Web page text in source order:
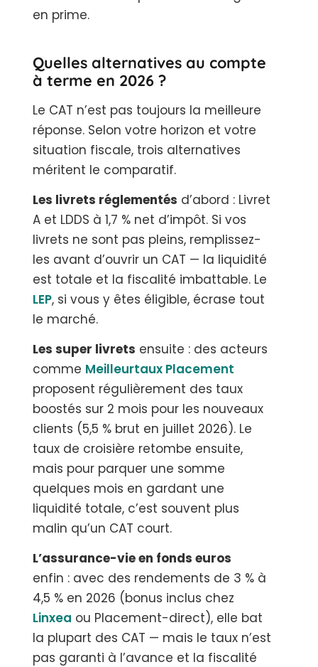
en prime.
Quelles alternatives au compte
à terme en 2026 ?
Le CAT n’est pas toujours la meilleure
réponse. Selon votre horizon et votre
situation fiscale, trois alternatives
méritent le comparatif.
Les livrets réglementés d’abord : Livret
A et LDDS à 1,7 % net d’impôt. Si vos
livrets ne sont pas pleins, remplissez-
les avant d’ouvrir un CAT — la liquidité
est totale et la fiscalité imbattable. Le
LEP, si vous y êtes éligible, écrase tout
le marché.
Les super livrets ensuite : des acteurs
comme Meilleurtaux Placement
proposent régulièrement des taux
boostés sur 2 mois pour les nouveaux
clients (5,5 % brut en juillet 2026). Le
taux de croisière retombe ensuite,
mais pour parquer une somme
quelques mois en gardant une
liquidité totale, c’est souvent plus
malin qu’un CAT court.
L’assurance-vie en fonds euros
enfin : avec des rendements de 3 % à
4,5 % en 2026 (bonus inclus chez
Linxea ou Placement-direct), elle bat
la plupart des CAT — mais le taux n’est
pas garanti à l’avance et la fiscalité